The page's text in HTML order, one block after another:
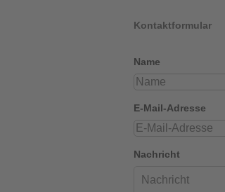
Kontaktformular
Name
E-Mail-Adresse
Nachricht